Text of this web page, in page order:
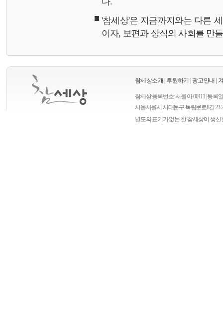
'참세상'은 지금까지와는 다른
이자, 보편과 상식의 사회를 만
참세상소개 후원하기 광고안내
참세상 등록번호: 서울 아 00111 | 등록
서울서울시 서대문구 독립문로8길 23
별도의 표기가 없는 한 '참세상'이 생